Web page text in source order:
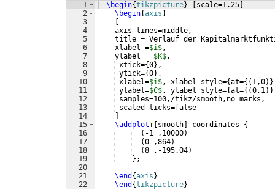
1
2
3
4
5
6
7
8
9
10
11
12
13
14
15
16
17
18
19
20
21
22
\begin{tikzpicture} scale=1.25
\begin{axis }
    axis lines=middle,
title = Verlauf der
    xlabel =
$i$,
    ylabel =
$K$,
xtick={0} ,
ytick={0} ,
xlabel=$i$, xlabel style={at={( 1,0)}
ylabel=$C$, ylabel style={at={(0,1)}
samples=100,/tikz/smooth,no marks,
scaled ticks=false
\addplot+ smooth coordinates {
( -1 ,10000)
(0 ,864)
(8 ,-195.04)
} ;
\end {axis }
\end {tikzpicture}